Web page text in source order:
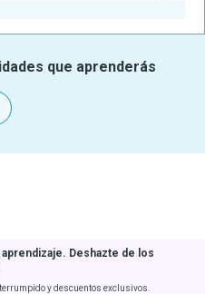
que aprenderás
Deshazte de los
y descuentos exclusivos.